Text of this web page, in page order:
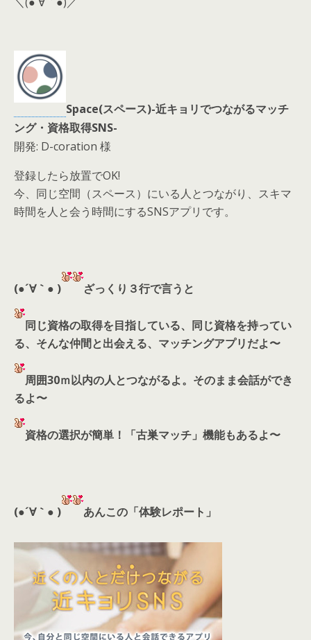
Space(スペース)-近キョリでつながるマッチ
ング・資格取得SNS-
開発: D-coration 様
登録したら放置でOK!
今、同じ空間（スペース）にいる人とつながり、スキマ
時間を人と会う時間にするSNSアプリです。
(●´∀｀● ) ざっくり３行で言うと
同じ資格の取得を目指している、同じ資格を持ってい
る、そんな仲間と出会える、マッチングアプリだよ〜
周囲30ｍ以内の人とつながるよ。そのまま会話ができ
るよ〜
資格の選択が簡単！「古巣マッチ」機能もあるよ〜
(●´∀｀● ) あんこの「体験レポート」